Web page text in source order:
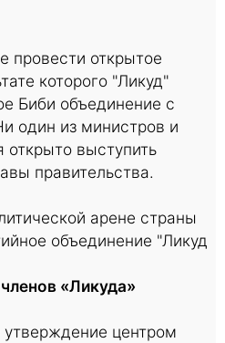
провести открытое
которого "Ликуд"
Биби объединение с
один из министров и
открыто выступить
правительства.
арене страны
объединение "Ликуд
«Ликуда»
центром